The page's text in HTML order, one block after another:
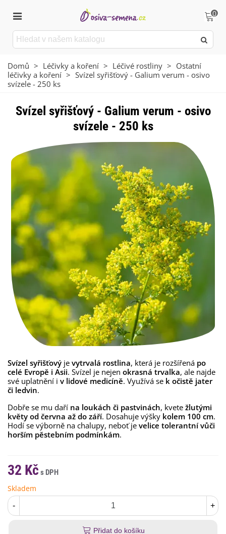
0
Domů > Léčivky a koření > Léčivé rostliny > Ostatní
léčivky a koření > Svízel syřišťový - Galium verum - osivo
svízele - 250 ks
Svízel syřišťový - Galium verum - osivo
svízele - 250 ks
Svízel syřišťový je vytrvalá rostlina, která je rozšířená po
celé Evropě i Asii. Svízel je nejen okrasná trvalka, ale najde
své uplatnění i v lidové medicíně. Využívá se k očistě jater
či ledvin.
Dobře se mu daří na loukách či pastvinách, kvete žlutými
květy od června až do září. Dosahuje výšky kolem 100 cm.
Hodí se výborně na chalupy, neboť je velice tolerantní vůči
horším pěstebním podmínkám.
32 Kč
Skladem
- +
Přidat do košíku